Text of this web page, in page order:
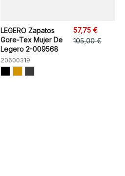
LEGERO Zapatos
Gore-Tex Mujer De
Legero 2-009568
20600319
57,75 €
105,00 €